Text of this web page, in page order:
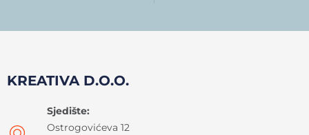
KREATIVA D.O.O.
Sjedište:
Ostrogovićeva 12